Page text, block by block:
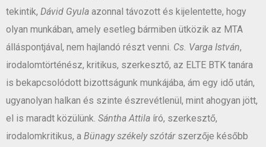
tekintik, Dávid Gyula azonnal távozott és kijelentette, hogy
olyan munkában, amely esetleg bármiben ütközik az MTA
álláspontjával, nem hajlandó részt venni. Cs. Varga István,
irodalomtörténész, kritikus, szerkesztő, az ELTE BTK tanára
is bekapcsolódott bizottságunk munkájába, ám egy idő után,
ugyanolyan halkan és szinte észrevétlenül, mint ahogyan jött,
el is maradt közülünk. Sántha Attila író, szerkesztő,
irodalomkritikus, a Bünagy székely szótár szerzője később